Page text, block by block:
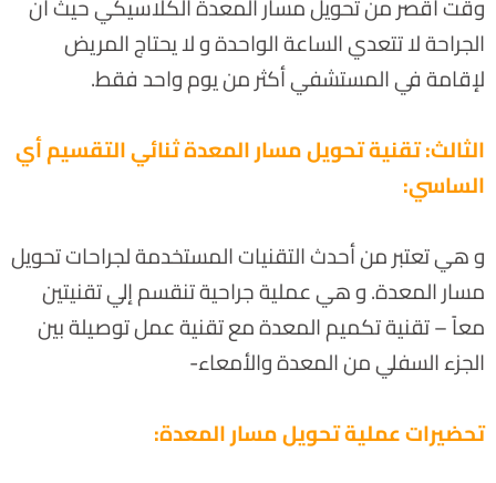
الجراحة لا تتعدي الساعة الواحدة و لا يحتاج المريض
لإقامة في المستشفي أكثر من يوم واحد فقط.
الثالث: تقنية تحويل مسار المعدة ثنائي التقسيم أي
الساسي:
و هي تعتبر من أحدث التقنيات المستخدمة لجراحات تحويل
مسار المعدة. و هي عملية جراحية تنقسم إلي تقنيتين
معاً – تقنية تكميم المعدة مع تقنية عمل توصيلة بين
الجزء السفلي من المعدة والأمعاء-
تحضيرات عملية تحويل مسار المعدة: